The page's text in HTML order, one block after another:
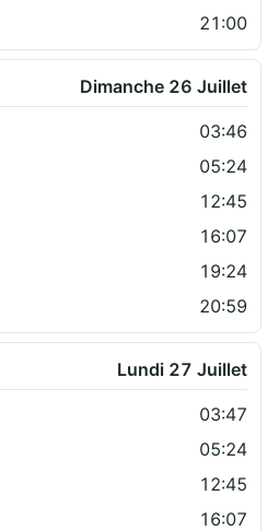
21:00
Dimanche 26 Juillet
03:46
05:24
12:45
16:07
19:24
20:59
Lundi 27 Juillet
03:47
05:24
12:45
16:07